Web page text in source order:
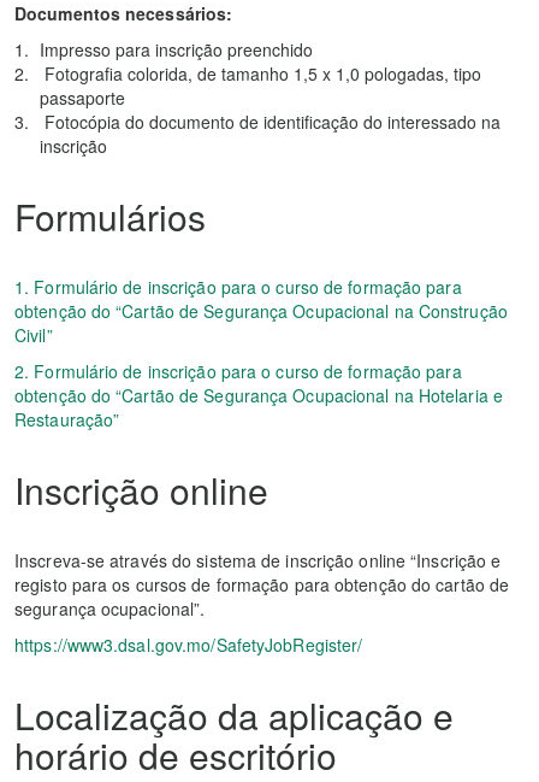
Documentos necessários:
Impresso para inscrição preenchido
Fotografia colorida, de tamanho 1,5 x 1,0 pologadas, tipo
passaporte
Fotocópia do documento de identificação do interessado na
inscrição
Formulários
1. Formulário de inscrição para o curso de formação para
obtenção do “Cartão de Segurança Ocupacional na Construção
Civil”
2. Formulário de inscrição para o curso de formação para
obtenção do “Cartão de Segurança Ocupacional na Hotelaria e
Restauração”
Inscrição online
Inscreva-se através do sistema de inscrição online “Inscrição e
registo para os cursos de formação para obtenção do cartão de
segurança ocupacional”.
https://www3.dsal.gov.mo/SafetyJobRegister/
Localização da aplicação e
horário de escritório